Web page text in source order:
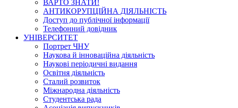
ВАРТО ЗНАТИ!
АНТИКОРУПЦІЙНА ДІЯЛЬНІСТЬ
Доступ до публічної інформації
Телефонний довідник
УНІВЕРСИТЕТ
Портрет ЧНУ
Наукова й інноваційна діяльність
Наукові періодичні видання
Освітня діяльність
Сталий розвиток
Міжнародна діяльність
Студентська рада